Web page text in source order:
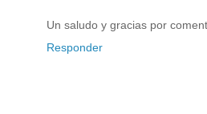
Un saludo y gracias por
Responder